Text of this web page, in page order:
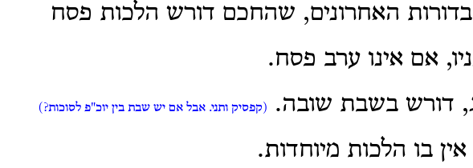
בדורות האחרונים, שהחכם דורש הלכות פסח
אם אינו ערב פסח.
דורש בשבת שובה.
(קפסיק ותני. אבל אם יש שבת בין יוכ"פ לסוכות?)
בו הלכות מיוחדות.